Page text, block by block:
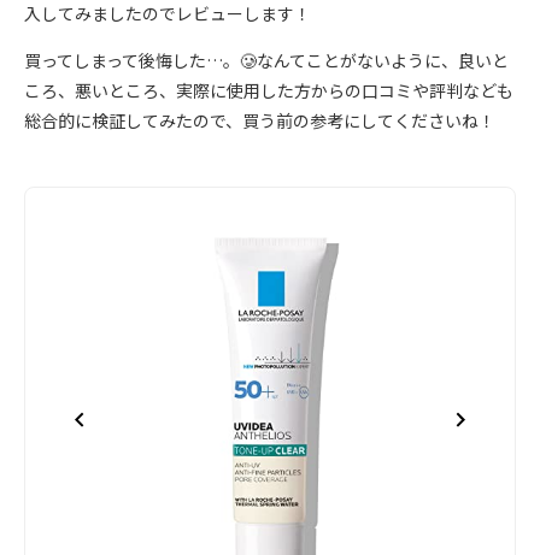
入してみましたのでレビューします！
買ってしまって後悔した…。🥲なんてことがないように、良いと
ころ、悪いところ、実際に使用した方からの口コミや評判なども
総合的に検証してみたので、買う前の参考にしてくださいね！